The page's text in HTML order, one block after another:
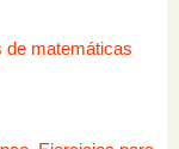
de matemáticas